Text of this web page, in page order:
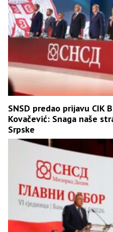
SNSD predao prijavu CIK
Kovačević: Snaga naše
Srpske